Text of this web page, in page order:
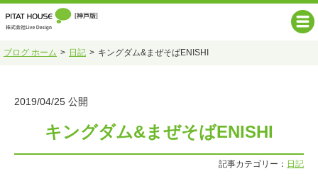
ブログ ホーム 日記 キングダム&まぜそばENISHI
2019/04/25 公開
キングダム&まぜそばENISHI
記事カテゴリー： 日記